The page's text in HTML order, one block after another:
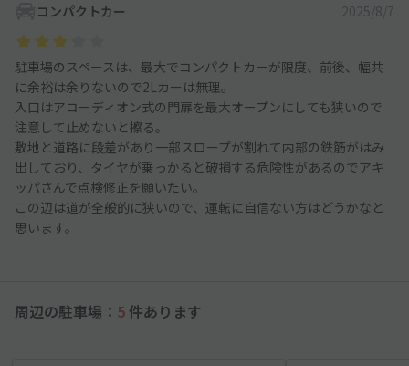
コンパクトカー 2025/8/7
駐車場のスペースは、最大でコンパクトカーが限度、前後、幅共
に余裕は余りないので2Lカーは無理。
入口はアコーディオン式の門扉を最大オープンにしても狭いので
注意して止めないと擦る。
敷地と道路に段差があり一部スロープが割れて内部の鉄筋がはみ
出しており、タイヤが乗っかると破損する危険性があるのでアキ
ッパさんで点検修正を願いたい。
この辺は道が全般的に狭いので、運転に自信ない方はどうかなと
思います。
周辺の駐車場： 5 件あります